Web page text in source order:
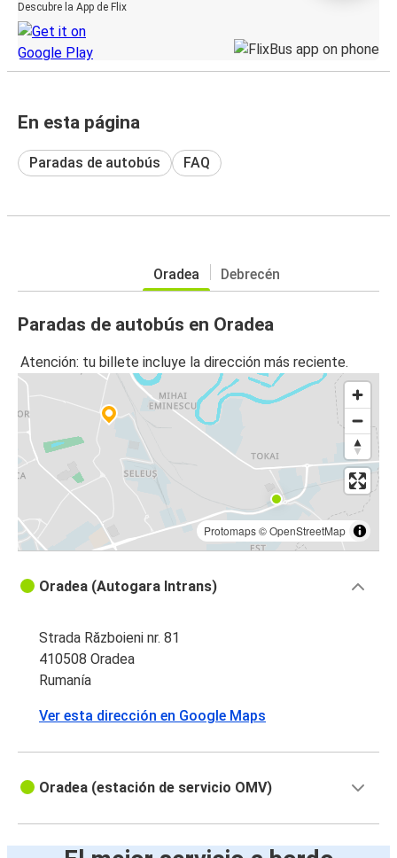
Descubre la App de Flix
En esta página
Paradas de autobús FAQ
Oradea Debrecén
Paradas de autobús en Oradea
Atención: tu billete incluye la dirección más reciente.
Protomaps©OpenStreetMap
Oradea (Autogara Intrans)
Strada Războieni nr. 81
410508 Oradea
Rumanía
Ver esta dirección en Google Maps
Oradea (estación de servicio OMV)